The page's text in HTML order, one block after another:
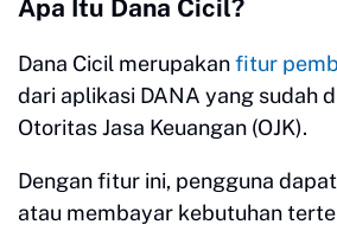
Apa Itu Dana Cicil?
Dana Cicil merupakanfitur
dari aplikasi DANA yang sudah
Otoritas Jasa Keuangan (OJK).
Dengan fitur ini, pengguna
atau membayar kebutuhan